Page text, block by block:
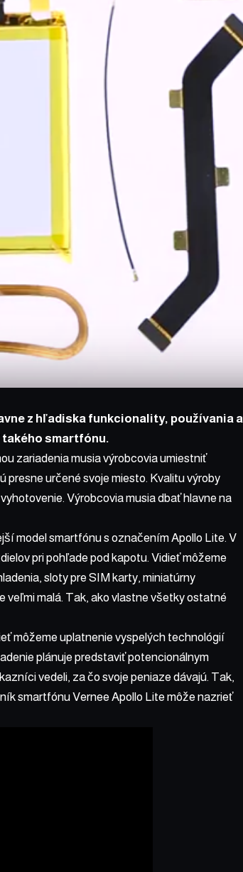
z hľadiska funkcionality, používania a
takého smartfónu.
zariadenia musia výrobcovia umiestniť
presne určené svoje miesto. Kvalitu výroby
Výrobcovia musia dbať hlavne na
model smartfónu s označením Apollo Lite. V
pri pohľade pod kapotu. Vidieť môžeme
sloty pre SIM karty, miniatúrny
veľmi malá. Tak, ako vlastne všetky ostatné
môžeme uplatnenie vyspelých technológií
plánuje predstaviť potencionálnym
vedeli, za čo svoje peniaze dávajú. Tak,
smartfónu Vernee Apollo Lite môže nazrieť